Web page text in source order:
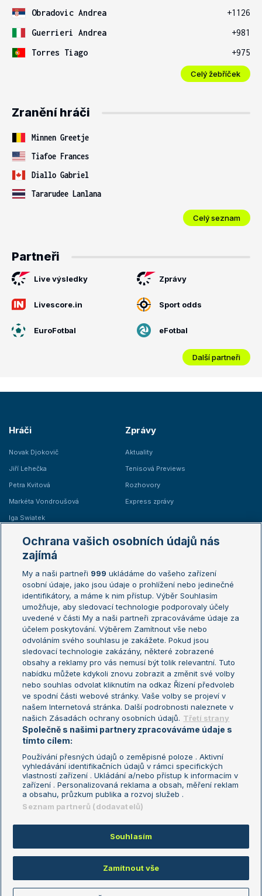
Obradovic Andrea
+1126
Guerrieri Andrea
+981
Torres Tiago
+975
Celý žebříček
Zranění hráči
Minnen Greetje
Tiafoe Frances
Diallo Gabriel
Tararudee Lanlana
Celý seznam
Partneři
Live výsledky Zprávy
Livescore.in Sport odds
EuroFotbal eFotbal
Další partneři
Hráči
Novak Djokovič
Jiří Lehečka
Petra Kvitová
Markéta Vondroušová
Iga Swiatek
Zprávy
Aktuality
Tenisová Previews
Rozhovory
Express zprávy
Žebříčky
Žebříček ATP (muži)
Žebříček WTA (ženy)
Sázkařský žebříček
Australian Open
French Open
Wimbledon
US Open
Turnaj mistrů
Turnaj mistryň
Aktualní trendy
Fotbalové přestupy
Livesport Daily
LS Prague Open
Podmínky užití
Nastavení soukromí
GDPR a žurnalistika
Reklama
Kontakt
Informace o zpracování osobních
údajů
Copyright © 2008-2026 TenisPortal.cz. Využíváme zpravodajství ČTK.
Ochrana vašich osobních údajů nás
zajímá
My a naši partneři 999 ukládáme do vašeho zařízení
osobní údaje, jako jsou údaje o prohlížení nebo jedinečné
identifikátory, a máme k nim přístup. Výběr Souhlasím
umožňuje, aby sledovací technologie podporovaly účely
uvedené v části My a naši partneři zpracováváme údaje za
účelem poskytování. Výběrem Zamítnout vše nebo
odvoláním svého souhlasu je zakážete. Pokud jsou
sledovací technologie zakázány, některé zobrazené
obsahy a reklamy pro vás nemusí být tolik relevantní. Tuto
nabídku můžete kdykoli znovu zobrazit a změnit své volby
nebo souhlas odvolat kliknutím na odkaz Řízení předvoleb
ve spodní části webové stránky. Vaše volby se projeví v
našem Internetová stránka. Další podrobnosti naleznete v
našich Zásadách ochrany osobních údajů. Třetí strany
Společně s našimi partnery zpracováváme údaje s
tímto cílem:
Používání přesných údajů o zeměpisné poloze . Aktivní
vyhledávání identifikačních údajů v rámci specifických
vlastností zařízení . Ukládání a/nebo přístup k informacím v
zařízení . Personalizovaná reklama a obsah, měření reklam
a obsahu, průzkum publika a rozvoj služeb .
Seznam partnerů (dodavatelů)
Souhlasím
Zamítnout vše